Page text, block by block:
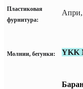
Пластиковая
фурнитура:
Апри,
Молнии, бегунки: YKK